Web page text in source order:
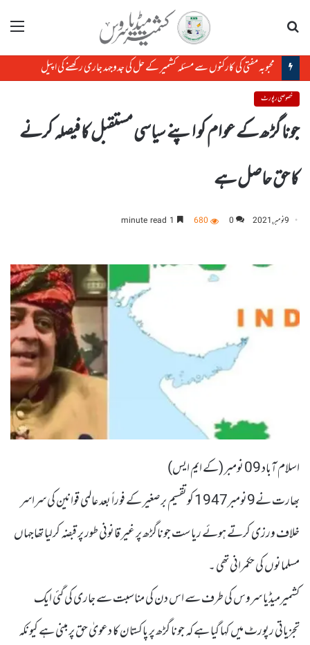
مینو
محبوبہ مفتی کی کارکنوں سے مسئلہ کشمیر کے حل کی جدوجہد جاری رکھنے کی اپیل
خصوصی رپورٹ
جونا گڑھ کے عوام کو اپنے سیاسی مستقبل کا فیصلہ کرنے
کا حق حاصل ہے
9 نومبر, 2021 0
680
اسلام آباد 09 نومبر (کے ایم ایس)
بھارت نے9نومبر1947 کوتقسیم برصغیر کے فوراً بعد عالمی قوانین کی سراسر
خلاف ورزی کرتے ہوئے ریاست جوناگڑھ پر غیر قانونی طور پر قبضہ کرلیا تھاجہاں
مسلمانوں کی حکمرانی تھی ۔
کشمیرمیڈیا سروس کی طرف سے اس دن کی مناسبت سے جاری کی گئی ایک
تجزیاتی رپورٹ میں کہا گیا ہے کہ جونا گڑھ پر پاکستان کا دعویٰ حق پر مبنی ہے کیونکہ